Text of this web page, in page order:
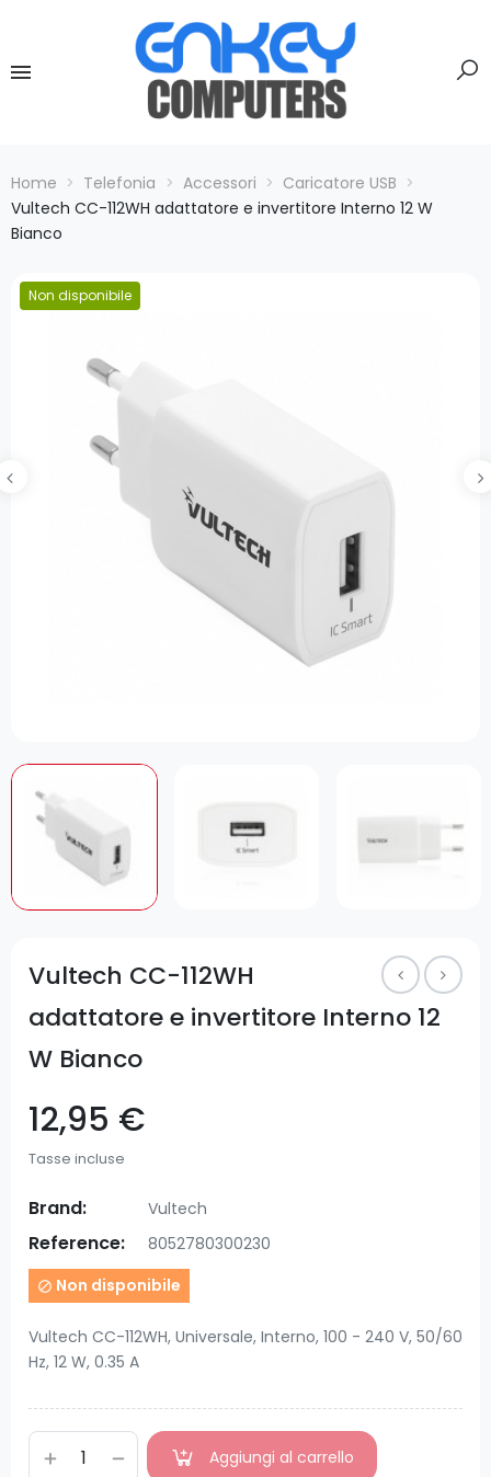
Home Telefonia Accessori
Caricatore USB
Vultech CC-112WH adattatore e invertitore Interno 12 W
Bianco
Non disponibile
Vultech CC-112WH
adattatore e invertitore Interno 12
W Bianco
12,95 €
Tasse incluse
Brand: Vultech
Reference: 8052780300230
 Non disponibile
Vultech CC-112WH, Universale, Interno, 100 - 240 V, 50/60
Hz, 12 W, 0.35 A
Aggiungi al carrello